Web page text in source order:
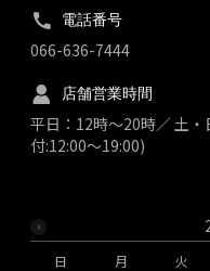
日 月 火
電話番号
066-636-7444
店舗営業時間
平日：12時～20時／ 土
付:12:00～19:00)